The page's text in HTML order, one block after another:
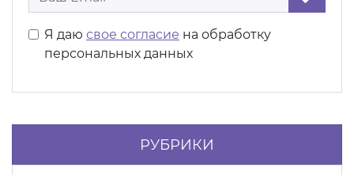
Я даю свое согласие на обработку
персональных данных
РУБРИКИ